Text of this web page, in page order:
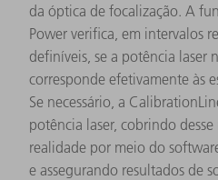
da óptica de focalização. A
Power verifica, em intervalos
definíveis, se a potência laser
corresponde efetivamente às
Se necessário, a
potência laser, cobrindo
realidade por meio do
e assegurando resultados de